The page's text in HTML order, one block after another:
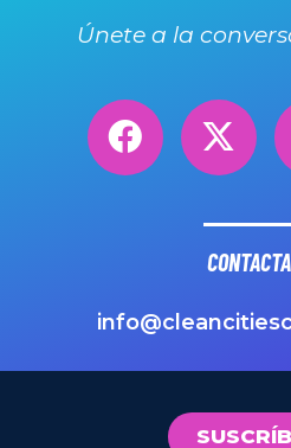
Únete a la